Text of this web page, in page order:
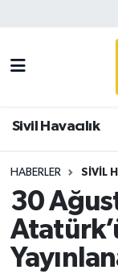
Sivil Havacılık
HABERLER SIVIL
30